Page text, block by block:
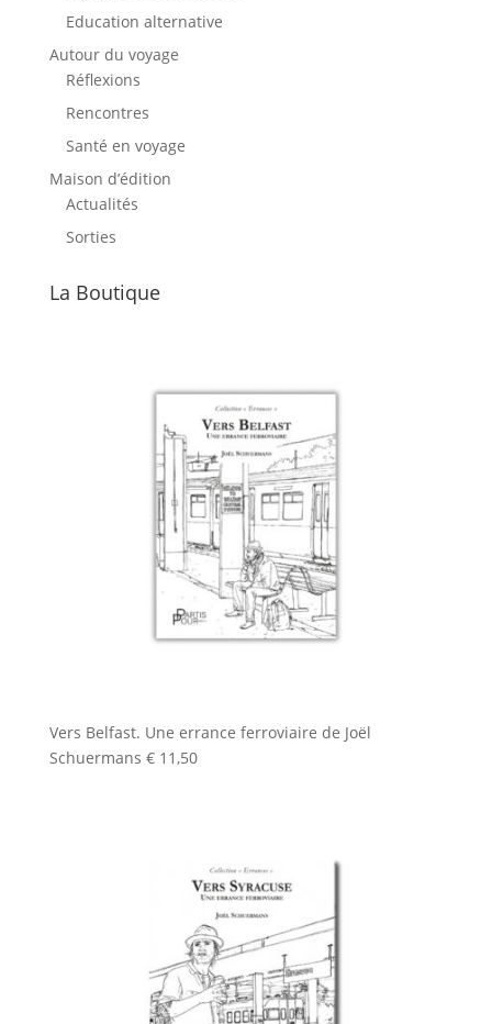
Education alternative
Autour du voyage
Réflexions
Rencontres
Santé en voyage
Maison d’édition
Actualités
Sorties
La Boutique
Vers Belfast. Une errance ferroviaire de Joël
Schuermans €11,50